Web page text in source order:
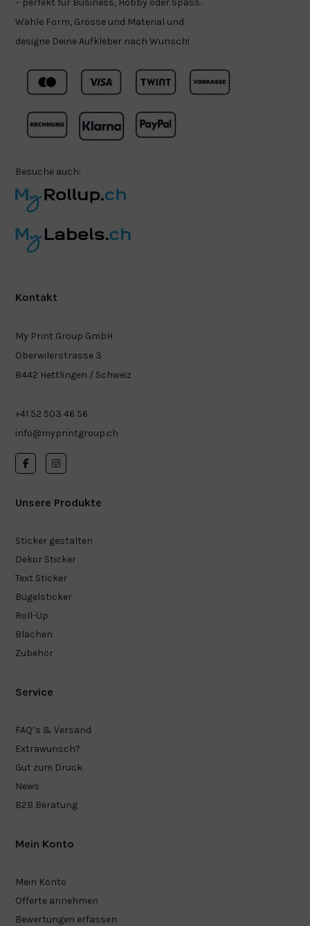
Wähle Form, Grösse und Material und
designe Deine Aufkleber nach Wunsch!
Besuche auch:
Kontakt
My Print Group GmbH
Oberwilerstrasse 3
8442 Hettlingen / Schweiz
+41 52 503 46 56
info@myprintgroup.ch
Unsere Produkte
Sticker gestalten
Dekor Sticker
Text Sticker
Bügelsticker
Roll-Up
Blachen
Zubehör
Service
FAQ’s & Versand
Extrawunsch?
Gut zum Druck
News
B2B Beratung
Mein Konto
Mein Konto
Offerte annehmen
Bewertungen erfassen